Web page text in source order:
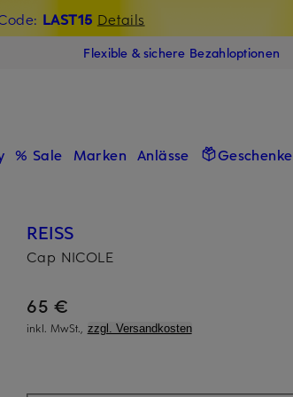
LAST15 Details
sichern
Flexible & sichere Bezahloptionen
% Sale Marken Anlässe Geschenke
REISS
Cap NICOLE
65 €
inkl. MwSt., zzgl. Versandkosten